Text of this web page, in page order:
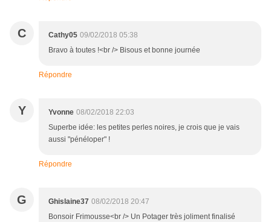
C Cathy05 09/02/2018 05:38
Bravo à toutes !<br /> Bisous et bonne journée
Répondre
Y Yvonne 08/02/2018 22:03
Superbe idée: les petites perles noires, je crois que je vais
aussi "pénéloper" !
Répondre
G Ghislaine37 08/02/2018 20:47
Bonsoir Frimousse<br /> Un Potager très joliment finalisé